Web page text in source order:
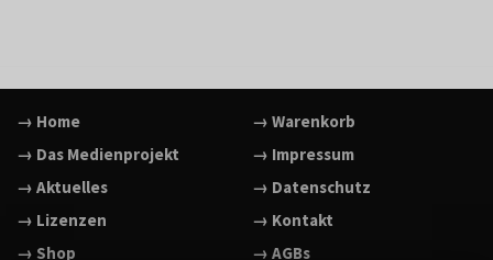
→ Home
→ Das Medienprojekt
→ Aktuelles
→ Lizenzen
→ Shop
→ Warenkorb
→ Impressum
→ Datenschutz
→ Kontakt
→ AGBs